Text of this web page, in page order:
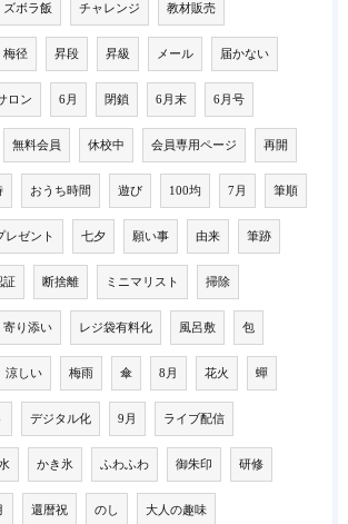
ズボラ飯 チャレンジ 教材販売
梅径 昇段 昇級 メール 届かない
ロン 6月 閉鎖 6月末 6月号
無料会員 休校中 会員専用ページ 再開
おうち時間 遊び 100均 7月 筆順
レゼント 七夕 願い事 由来 筆跡
証 断捨離 ミニマリスト 掃除
寄り添い レジ袋有料化 風呂敷 包
涼しい 梅雨 傘 8月 花火 蟬
デジタル化 9月 ライブ配信
かき氷 ふわふわ 御朱印 研修
還暦祝 のし 大人の趣味